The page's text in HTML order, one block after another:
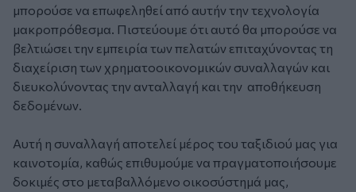
μπορούσε να επωφεληθεί από αυτήν την τεχνολογία
μακροπρόθεσμα. Πιστεύουμε ότι αυτό θα μπορούσε να
βελτιώσει την εμπειρία των πελατών επιταχύνοντας τη
διαχείριση των χρηματοοικονομικών συναλλαγών και
διευκολύνοντας την ανταλλαγή και την αποθήκευση
δεδομένων.
Αυτή η συναλλαγή αποτελεί μέρος του ταξιδιού μας για
καινοτομία, καθώς επιθυμούμε να πραγματοποιήσουμε
δοκιμές στο μεταβαλλόμενο οικοσύστημά μας,